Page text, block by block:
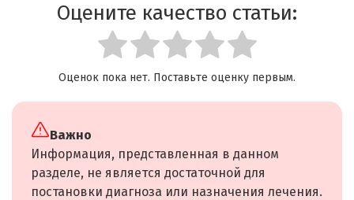
Оцените качество статьи:
Оценок пока нет. Поставьте оценку первым.
Важно
Информация, представленная в данном
разделе, не является достаточной для
постановки диагноза или назначения лечения.